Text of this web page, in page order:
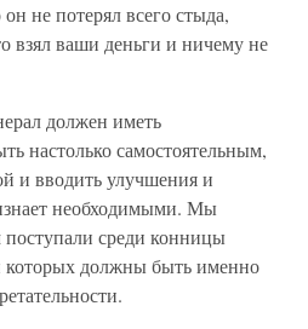
не потерял всего стыда,
взял ваши деньги и ничему не
должен иметь
настолько самостоятельным,
и вводить улучшения и
необходимыми. Мы
среди конницы
которых должны быть именно